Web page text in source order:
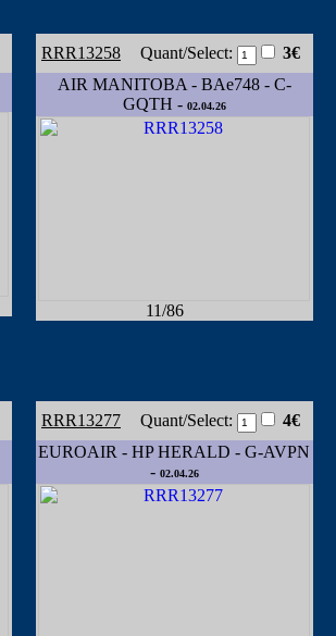
RRR13258 Quant/Select:
3€
AIR MANITOBA - BAe748 - C-
GQTH - 02.04.26
11/86
RRR13277 Quant/Select:
4€
EUROAIR - HP HERALD - G-AVPN
- 02.04.26